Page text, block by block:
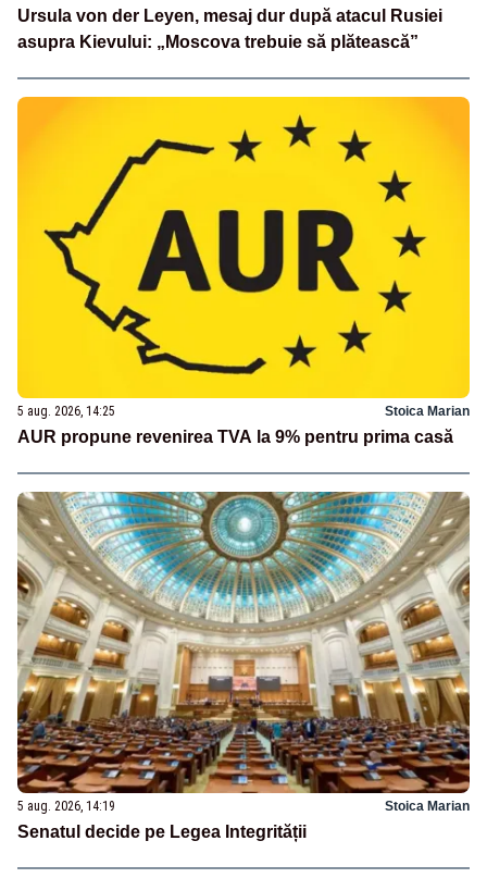
Ursula von der Leyen, mesaj dur după atacul Rusiei
asupra Kievului: „Moscova trebuie să plătească”
5 aug. 2026, 14:25 Stoica Marian
AUR propune revenirea TVA la 9% pentru prima casă
5 aug. 2026, 14:19 Stoica Marian
Senatul decide pe Legea Integrității